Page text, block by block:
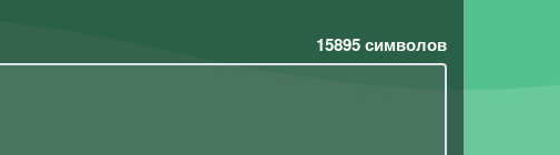
15895символов